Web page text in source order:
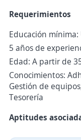
Requerimientos
Educación
5 años de
Edad: A partir de
Conocimientos:
Gestión de
Tesorería
Aptitudes